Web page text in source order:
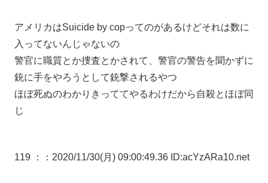
アメリカはSuicide by copってのがあるけどそれは数に
入ってないんじゃないの
警官に職質とか捜査とかされて、警官の警告を聞かずに
銃に手をやろうとして銃撃されるやつ
ほぼ死ぬのわかりきっててやるわけだから自殺とほぼ同
じ
119 ： ：2020/11/30(月) 09:00:49.36 ID:acYzARa10.net